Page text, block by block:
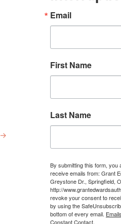
→
Email
First Name
Last Name
By submitting this form, you
receive emails from: Grant
Greystone Dr., Springfield,
http://
revoke your consent to
by using the
bottom of every email.
Constant Contact.